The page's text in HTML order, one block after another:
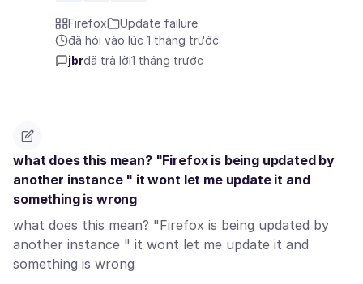
Firefox
Update failure
đã hỏi vào lúc 1 tháng trước
jbrđã trả lời1 tháng trước
what does this mean? "Firefox is being updated by
another instance " it wont let me update it and
something is wrong
what does this mean? "Firefox is being updated by
another instance " it wont let me update it and
something is wrong